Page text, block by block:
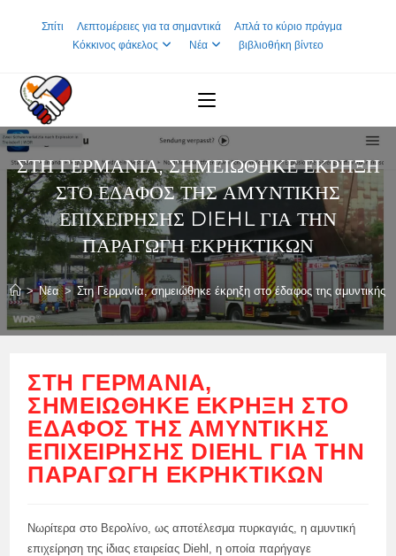
Σπίτι Λεπτομέρειες για τα σημαντικά
Απλά το κύριο πράγμα
Κόκκινος φάκελος
Νέα βιβλιοθήκη βίντεο
ΣΤΗ ΓΕΡΜΑΝΊΑ, ΣΗΜΕΙΏΘΗΚΕ ΈΚΡΗΞΗ
ΣΤΟ ΈΔΑΦΟΣ ΤΗΣ ΑΜΥΝΤΙΚΉΣ
ΕΠΙΧΕΊΡΗΣΗΣ DIEHL ΓΙΑ ΤΗΝ
ΠΑΡΑΓΩΓΉ ΕΚΡΗΚΤΙΚΏΝ
> Νέα > Στη Γερμανία, σημειώθηκε έκρηξη στο έδαφος της
ΣΤΗ ΓΕΡΜΑΝΊΑ,
ΣΗΜΕΙΏΘΗΚΕ ΈΚΡΗΞΗ ΣΤΟ
ΈΔΑΦΟΣ ΤΗΣ ΑΜΥΝΤΙΚΉΣ
ΕΠΙΧΕΊΡΗΣΗΣ DIEHL ΓΙΑ ΤΗΝ
ΠΑΡΑΓΩΓΉ ΕΚΡΗΚΤΙΚΏΝ
Νωρίτερα στο Βερολίνο, ως αποτέλεσμα πυρκαγιάς, η αμυντική
επιχείρηση της ίδιας εταιρείας Diehl, η οποία παρήγαγε